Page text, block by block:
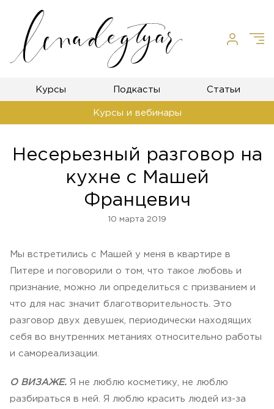
Курсы Подкасты Статьи
Курсы и вебинары
Несерьезный разговор на
кухне с Машей
Францевич
10 марта 2019
Мы встретились с Машей у меня в квартире в
Питере и поговорили о том, что такое любовь и
признание, можно ли определиться с призванием и
что для нас значит благотворительность. Это
разговор двух девушек, периодически находящих
себя во внутренних метаниях относительно работы
и самореализации.
О ВИЗАЖЕ. Я не люблю косметику, не люблю
разбираться в ней. Я люблю красить людей из-за